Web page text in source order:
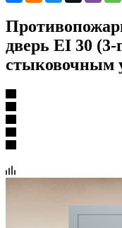
дверь EI 30 (3-
стыковочным